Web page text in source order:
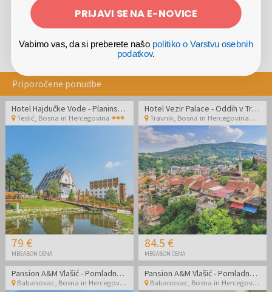
Telefon
Naslov
Babanovac bb, 72286, Vlašić, Bosna in Hercegovina
Priporočene ponudbe
Hotel Hajdučke Vode - Planinski wellness oddih
Teslić Bosna in Hercegovina
79 €
MEGABON CENA
Hotel Vezir Palace - Oddih v Travniku
Travnik Bosna in Hercegovina
84.5 €
MEGABON CENA
Pansion A&M Vlašić - Pomladno in poletno doživetje na Vlašiću
Babanovac Bosna in Hercegovina
Pansion A&M Vlašić - Pomladno in poletno doživetje na Vlašiću
Babanovac Bosna in Hercegovina
PRIJAVI SE NA E-NOVICE
Vabimo vas, da si preberete našo politiko o Varstvu osebnih
podatkov.